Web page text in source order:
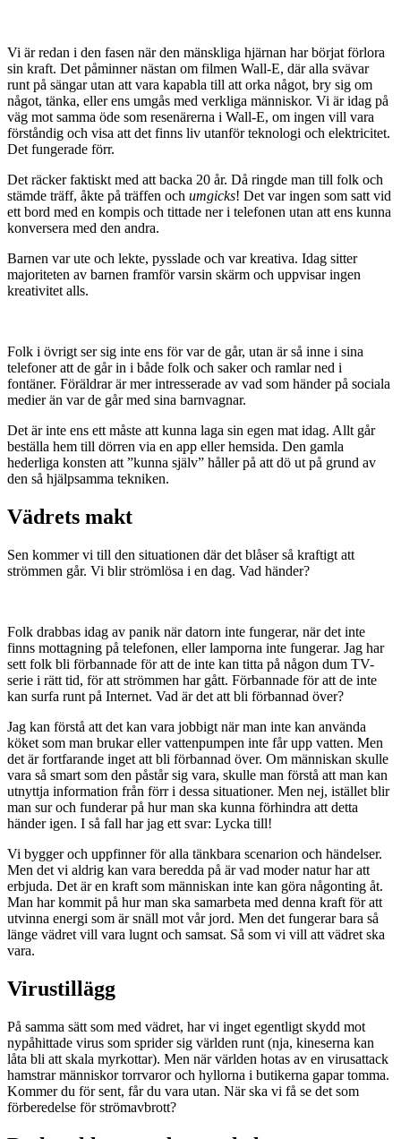
Vi är redan i den fasen när den mänskliga hjärnan har börjat förlora
sin kraft. Det påminner nästan om filmen Wall-E, där alla svävar
runt på sängar utan att vara kapabla till att orka något, bry sig om
något, tänka, eller ens umgås med verkliga människor. Vi är idag på
väg mot samma öde som resenärerna i Wall-E, om ingen vill vara
förståndig och visa att det finns liv utanför teknologi och elektricitet.
Det fungerade förr.
Det räcker faktiskt med att backa 20 år. Då ringde man till folk och
stämde träff, åkte på träffen och umgicks! Det var ingen som satt vid
ett bord med en kompis och tittade ner i telefonen utan att ens kunna
konversera med den andra.
Barnen var ute och lekte, pysslade och var kreativa. Idag sitter
majoriteten av barnen framför varsin skärm och uppvisar ingen
kreativitet alls.
Folk i övrigt ser sig inte ens för var de går, utan är så inne i sina
telefoner att de går in i både folk och saker och ramlar ned i
fontäner. Föräldrar är mer intresserade av vad som händer på sociala
medier än var de går med sina barnvagnar.
Det är inte ens ett måste att kunna laga sin egen mat idag. Allt går
beställa hem till dörren via en app eller hemsida. Den gamla
hederliga konsten att ”kunna själv” håller på att dö ut på grund av
den så hjälpsamma tekniken.
Vädrets makt
Sen kommer vi till den situationen där det blåser så kraftigt att
strömmen går. Vi blir strömlösa i en dag. Vad händer?
Folk drabbas idag av panik när datorn inte fungerar, när det inte
finns mottagning på telefonen, eller lamporna inte fungerar. Jag har
sett folk bli förbannade för att de inte kan titta på någon dum TV-
serie i rätt tid, för att strömmen har gått. Förbannade för att de inte
kan surfa runt på Internet. Vad är det att bli förbannad över?
Jag kan förstå att det kan vara jobbigt när man inte kan använda
köket som man brukar eller vattenpumpen inte får upp vatten. Men
det är fortfarande inget att bli förbannad över. Om människan skulle
vara så smart som den påstår sig vara, skulle man förstå att man kan
utnyttja information från förr i dessa situationer. Men nej, istället blir
man sur och funderar på hur man ska kunna förhindra att detta
händer igen. I så fall har jag ett svar: Lycka till!
Vi bygger och uppfinner för alla tänkbara scenarion och händelser.
Men det vi aldrig kan vara beredda på är vad moder natur har att
erbjuda. Det är en kraft som människan inte kan göra någonting åt.
Man har kommit på hur man ska samarbeta med denna kraft för att
utvinna energi som är snäll mot vår jord. Men det fungerar bara så
länge vädret vill vara lugnt och samsat. Så som vi vill att vädret ska
vara.
Virustillägg
På samma sätt som med vädret, har vi inget egentligt skydd mot
nypåhittade virus som sprider sig världen runt (nja, kineserna kan
låta bli att skala myrkottar). Men när världen hotas av en virusattack
hamstrar människor torrvaror och hyllorna i butikerna gapar tomma.
Kommer du för sent, får du vara utan. När ska vi få se det som
förberedelse för strömavbrott?